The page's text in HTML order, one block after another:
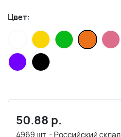
Цвет:
50.88 р.
4969 шт. - Российский склад